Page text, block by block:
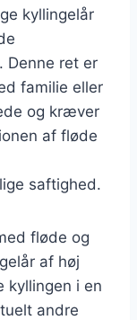
kyllingelår
Denne ret er
familie eller
og kræver
af fløde
saftighed.
fløde og
af høj
kyllingen i en
andre